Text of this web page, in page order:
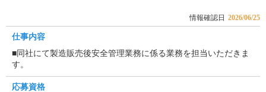
情報確認日 2026/06/25
仕事内容
■同社にて製造販売後安全管理業務に係る業務を担当いただきま
す。
応募資格